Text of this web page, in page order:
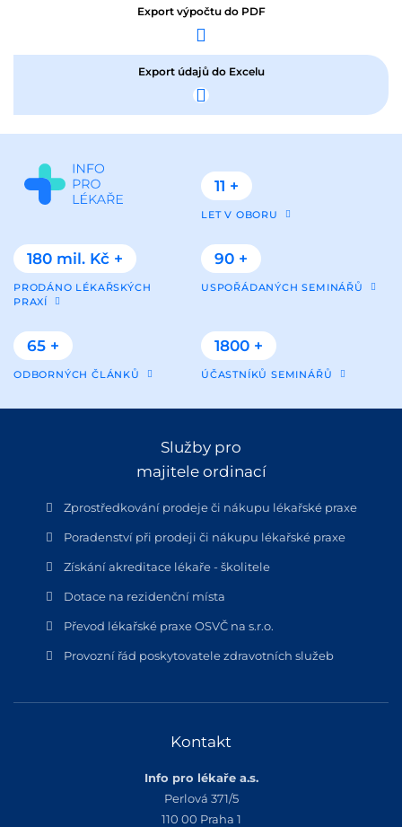
Export výpočtu do PDF
Export údajů do Excelu
11 +
LET V OBORU
180 mil. Kč +
PRODÁNO LÉKAŘSKÝCH
PRAXÍ
90 +
USPOŘÁDANÝCH SEMINÁŘŮ
65 +
ODBORNÝCH ČLÁNKŮ
1800 +
ÚČASTNÍKŮ SEMINÁŘŮ
Služby pro
majitele ordinací
Zprostředkování prodeje či nákupu lékařské praxe
Poradenství při prodeji či nákupu lékařské praxe
Získání akreditace lékaře - školitele
Dotace na rezidenční místa
Převod lékařské praxe OSVČ na s.r.o.
Provozní řád poskytovatele zdravotních služeb
Kontakt
Info pro lékaře a.s.
Perlová 371/5
110 00 Praha 1